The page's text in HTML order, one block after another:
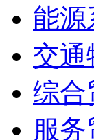
能源
交通
综合
服务